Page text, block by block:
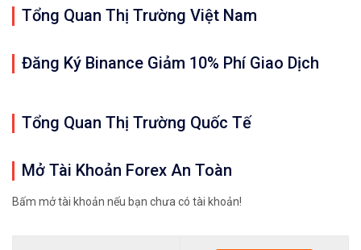
Tổng Quan Thị Trường Việt Nam
Đăng Ký Binance Giảm 10% Phí Giao Dịch
Tổng Quan Thị Trường Quốc Tế
Mở Tài Khoản Forex An Toàn
Bấm mở tài khoản nếu bạn chưa có tài khoản!